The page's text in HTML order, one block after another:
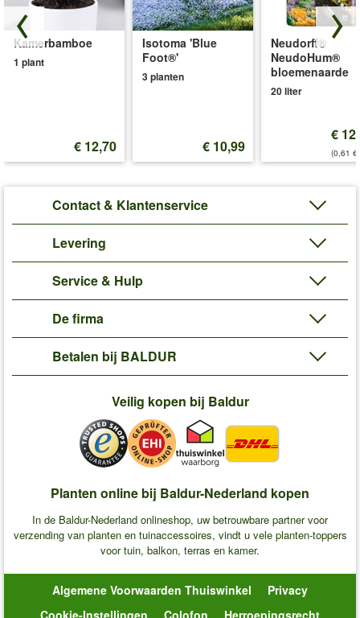
Kamerbamboe
1 plant
€ 12,70
Isotoma 'Blue
Foot®'
3 planten
€ 10,99
Neudorff®
NeudoHum®
bloemenaarde
20 liter
€
(0,61
Contact & Klantenservice
Levering
Service & Hulp
De firma
Betalen bij BALDUR
Veilig kopen bij Baldur
Planten online bij Baldur-Nederland kopen
In de Baldur-Nederland onlineshop, uw betrouwbare partner voor
verzending van planten en tuinaccessoires, vindt u vele planten-toppers
voor tuin, balkon, terras en kamer.
Algemene Voorwaarden Thuiswinkel
Privacy
Cookie-Instellingen
Colofon Herroepingsrecht